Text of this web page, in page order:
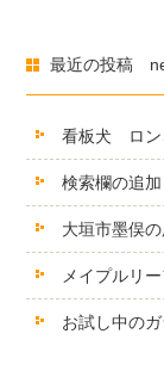
最近の投稿
看板犬 ロン
検索欄の追加
大垣市墨俣の
メイプルリ
お試し中の